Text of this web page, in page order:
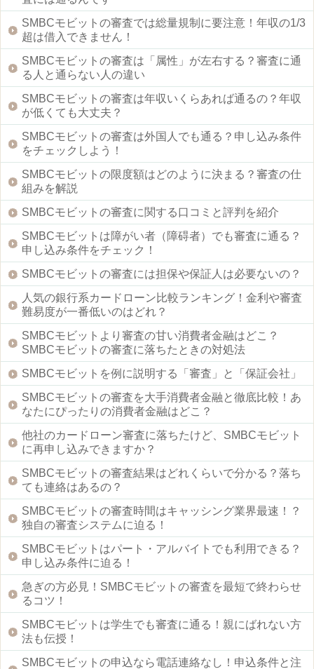
SMBCモビットの審査では総量規制に要注意！年収の1/3
超は借入できません！
SMBCモビットの審査は「属性」が左右する？審査に通
る人と通らない人の違い
SMBCモビットの審査は年収いくらあれば通るの？年収
が低くても大丈夫？
SMBCモビットの審査は外国人でも通る？申し込み条件
をチェックしよう！
SMBCモビットの限度額はどのように決まる？審査の仕
組みを解説
SMBCモビットの審査に関する口コミと評判を紹介
SMBCモビットは障がい者（障碍者）でも審査に通る？
申し込み条件をチェック！
SMBCモビットの審査には担保や保証人は必要ないの？
人気の銀行系カードローン比較ランキング！金利や審査
難易度が一番低いのはどれ？
SMBCモビットより審査の甘い消費者金融はどこ？
SMBCモビットの審査に落ちたときの対処法
SMBCモビットを例に説明する「審査」と「保証会社」
SMBCモビットの審査を大手消費者金融と徹底比較！あ
なたにぴったりの消費者金融はどこ？
他社のカードローン審査に落ちたけど、SMBCモビット
に再申し込みできますか？
SMBCモビットの審査結果はどれくらいで分かる？落ち
ても連絡はあるの？
SMBCモビットの審査時間はキャッシング業界最速！？
独自の審査システムに迫る！
SMBCモビットはパート・アルバイトでも利用できる？
申し込み条件に迫る！
急ぎの方必見！SMBCモビットの審査を最短で終わらせ
るコツ！
SMBCモビットは学生でも審査に通る！親にばれない方
法も伝授！
SMBCモビットの申込なら電話連絡なし！申込条件と注